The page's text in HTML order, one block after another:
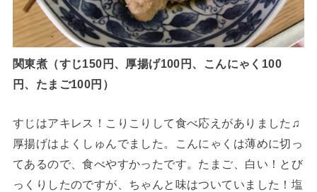
関東煮（すじ150円、厚揚げ100円、こんにゃく100
円、たまご100円）
すじはアキレス！こりこりして食べ応えがありました♫
厚揚げはよくしゅんでました。こんにゃくは薄めに切っ
てあるので、食べやすかったです。たまご、白い！とび
っくりしたのですが、ちゃんと味はついていました！塩